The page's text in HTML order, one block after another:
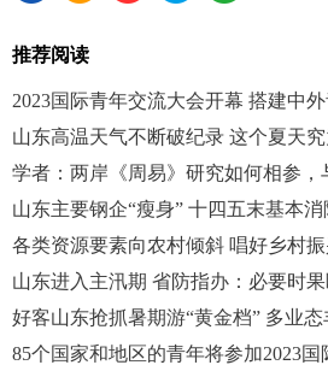
推荐阅读
2023国际青年交流大会开幕 搭建中
山东高温天气不断破纪录 这个夏天
学者：两岸《周易》研究如何相参，
山东主要钢企“瘦身” 十四五末基本
各类资源要素向农村倾斜 唱好乡村振
山东进入主汛期 省防指办：必要时
好客山东抢抓暑期游“黄金档” 多业
85个国家和地区的青年将参加2023